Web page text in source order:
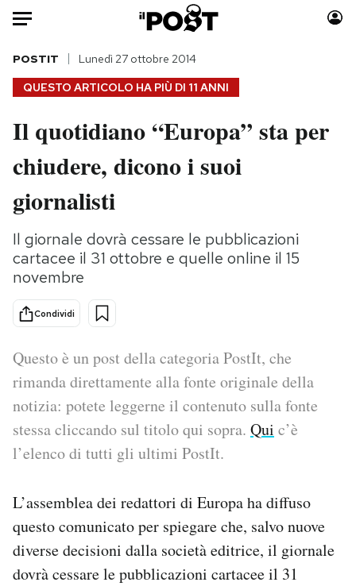
Auto
HOME
Italia
Politica
Tecnologia
Scienza
Cultura
Sport
Moda
Consumismi
Media
PODCAST
NEWSLETTER
QUESTO ARTICOLO HA PIÙ DI 11 ANNI
POSTIT Lunedì 27 ottobre 2014
Il quotidiano “Europa” sta per
chiudere, dicono i suoi
giornalisti
Il giornale dovrà cessare le pubblicazioni
cartacee il 31 ottobre e quelle online il 15
novembre
Condividi
Questo è un post della categoria PostIt, che
rimanda direttamente alla fonte originale della
notizia: potete leggerne il contenuto sulla fonte
stessa cliccando sul titolo qui sopra. Qui c’è
l’elenco di tutti gli ultimi PostIt.
L’assemblea dei redattori di Europa ha diffuso
questo comunicato per spiegare che, salvo nuove
diverse decisioni dalla società editrice, il giornale
dovrà cessare le pubblicazioni cartacee il 31